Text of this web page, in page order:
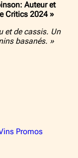
Auteur et
Critics 2024 »
et de cassis. Un
basanés. »
Promos